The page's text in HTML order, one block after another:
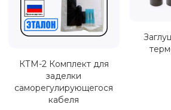
КТМ-2 Комплект для
заделки
саморегулирующегося
кабеля